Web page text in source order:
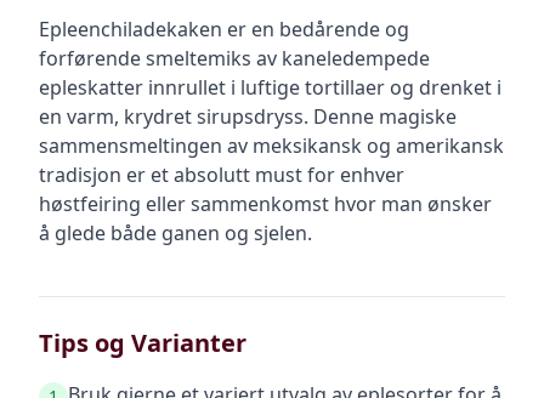
Epleenchiladekaken er en bedårende og
forførende smeltemiks av kaneledempede
epleskatter innrullet i luftige tortillaer og drenket i
en varm, krydret sirupsdryss. Denne magiske
sammensmeltingen av meksikansk og amerikansk
tradisjon er et absolutt must for enhver
høstfeiring eller sammenkomst hvor man ønsker
å glede både ganen og sjelen.
Tips og Varianter